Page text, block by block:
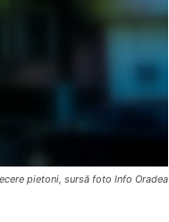
pietoni, sursă foto Info Oradea